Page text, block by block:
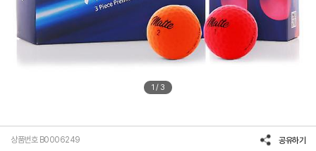
1 / 3
상품번호 B0006249 공유하기